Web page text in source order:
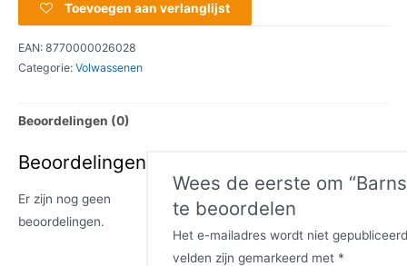
Toevoegen aan verlanglijst
EAN: 8770000026028
Categorie: Volwassenen
Beoordelingen (0)
Beoordelingen
Er zijn nog geen
beoordelingen.
Wees de eerste om
te beoordelen
Het e-mailadres wordt niet
velden zijn gemarkeerd met *